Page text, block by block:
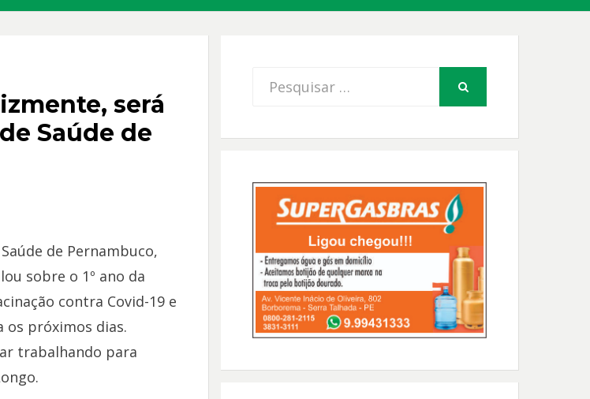
DESAFIO
será
Saúde de
de Pernambuco,
sobre o 1º ano da
contra Covid-19 e
os próximos dias.
trabalhando para
Procurar